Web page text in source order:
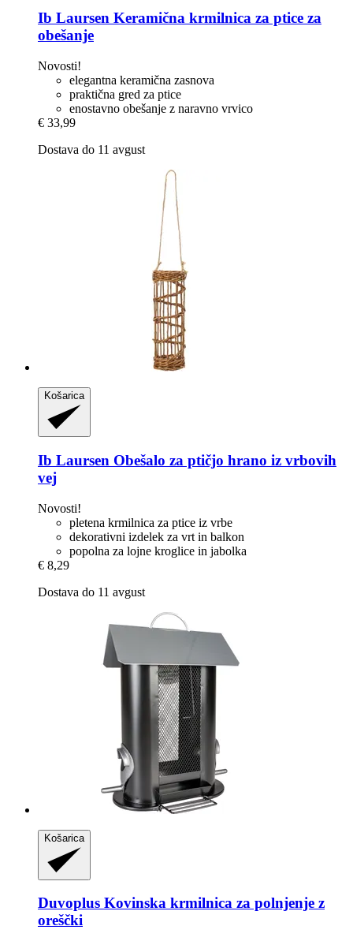
Ib Laursen Keramična krmilnica za ptice za
obešanje
Novosti!
elegantna keramična zasnova
praktična gred za ptice
enostavno obešanje z naravno vrvico
€ 33,99
Dostava do 11 avgust
Košarica
Ib Laursen Obešalo za ptičjo hrano iz vrbovih
vej
Novosti!
pletena krmilnica za ptice iz vrbe
dekorativni izdelek za vrt in balkon
popolna za lojne kroglice in jabolka
€ 8,29
Dostava do 11 avgust
Košarica
Duvoplus Kovinska krmilnica za polnjenje z
oreščki